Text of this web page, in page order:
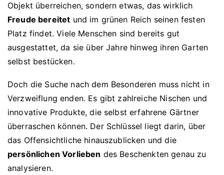
Objekt überreichen, sondern etwas, das wirklich
Freude bereitet und im grünen Reich seinen festen
Platz findet. Viele Menschen sind bereits gut
ausgestattet, da sie über Jahre hinweg ihren Garten
selbst bestücken.
Doch die Suche nach dem Besonderen muss nicht in
Verzweiflung enden. Es gibt zahlreiche Nischen und
innovative Produkte, die selbst erfahrene Gärtner
überraschen können. Der Schlüssel liegt darin, über
das Offensichtliche hinauszublicken und die
persönlichen Vorlieben des Beschenkten genau zu
analysieren.